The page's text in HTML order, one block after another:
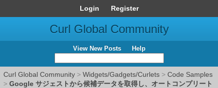
Login Register
Curl Global Community
View New Posts Help
Curl Global Community > Widgets/Gadgets/Curlets > Code Samples
> Google サジェストから候補データを取得し、オートコンプリート